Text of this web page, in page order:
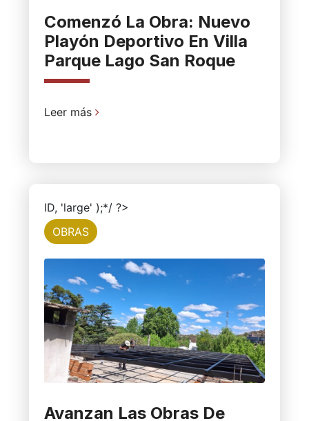
Comenzó La Obra: Nuevo
Playón Deportivo En Villa
Parque Lago San Roque
Leer más
ID, 'large' );*/ ?>
OBRAS
Avanzan Las Obras De